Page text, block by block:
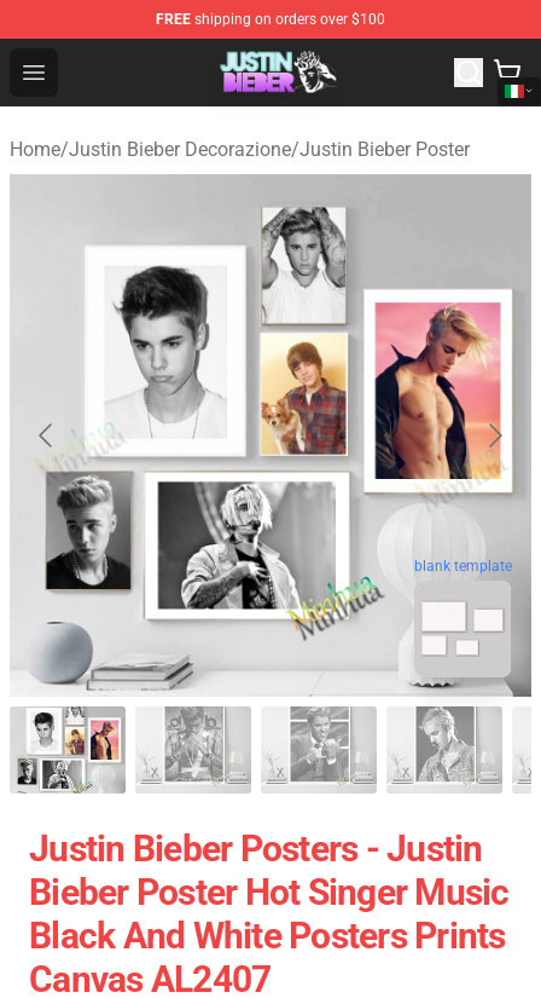
FREE shipping on orders over $100
Open menu
Justin Bieber Store - Official Justin Bieber Merchandise
Home/Justin Bieber Decorazione/Justin Bieber Poster
blank template
Justin Bieber Posters - Justin
Bieber Poster Hot Singer Music
Black And White Posters Prints
Canvas AL2407